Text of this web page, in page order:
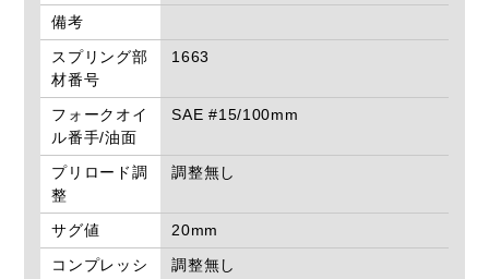
備考
スプリング部
材番号
1663
フォークオイ
ル番手/油面
SAE #15/100mm
プリロード調
整
調整無し
サグ値
20mm
コンプレッシ
調整無し